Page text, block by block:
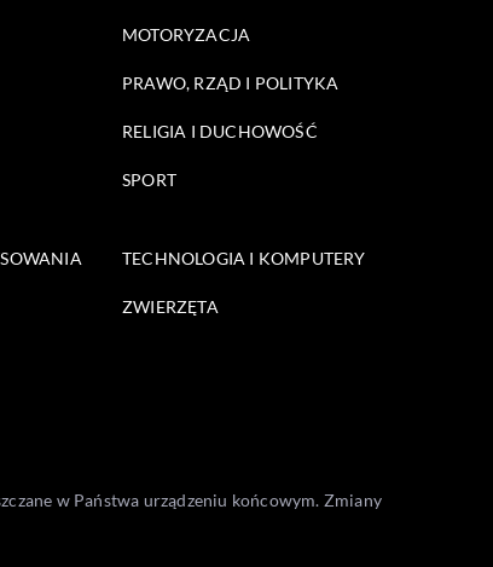
MOTORYZACJA
PRAWO, RZĄD I POLITYKA
RELIGIA I DUCHOWOŚĆ
SPORT
TECHNOLOGIA I KOMPUTERY
ZWIERZĘTA
w Państwa urządzeniu końcowym. Zmiany